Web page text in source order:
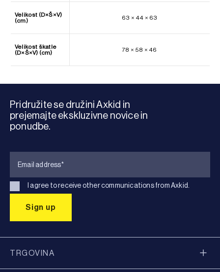
Velikost (D×Š×V)
(cm)
63 × 44 × 63
Velikost škatle
(D×Š×V) (cm)
78 × 58 × 46
Pridružite se družini Axkid in
prejemajte ekskluzivne novice in
ponudbe.
I agree to receive other communications from Axkid.
TRGOVINA